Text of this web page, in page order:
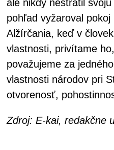
ale nikdy nestratil
pohľad vyžaroval pokoj
Alžírčania, keď v
vlastnosti, privítame
považujeme za
vlastnosti národov pri
otvorenosť,
Zdroj: E-kai, redakčne